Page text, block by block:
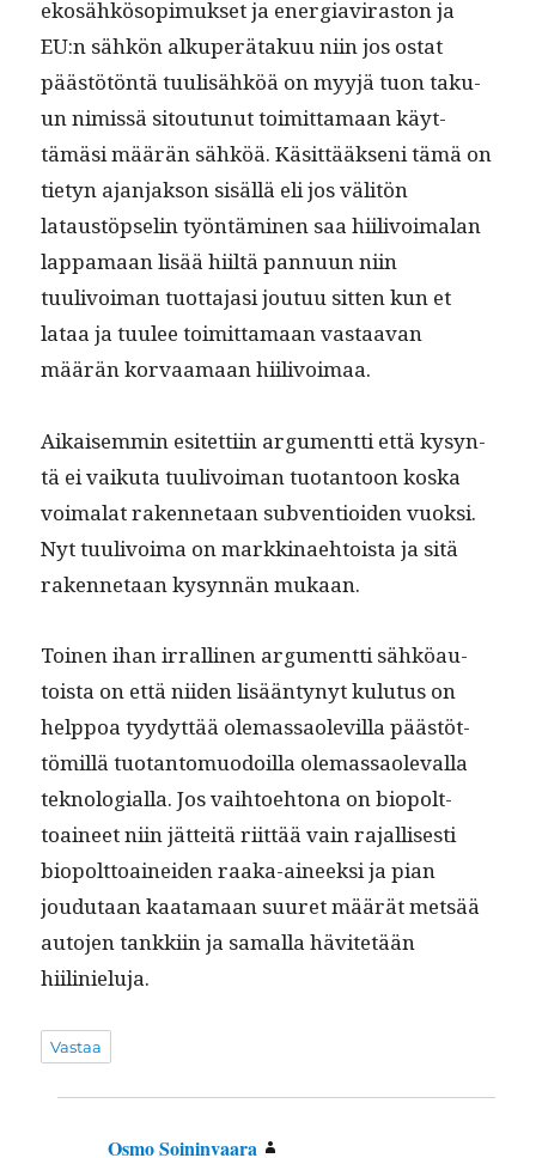
ekosähkö­sopimuk­set ja ener­giavi­ras­ton ja
EU:n sähkön alku­perä­takuu niin jos ostat
päästötön­tä tuulisähköä on myyjä tuon taku­
un nimis­sä sitoutunut toimit­ta­maan käyt­
tämäsi määrän sähköä. Käsit­tääk­seni tämä on
tietyn ajan­jak­son sisäl­lä eli jos väl­itön
lataustöpselin työn­tämi­nen saa hiilivoimalan
lap­pa­maan lisää hiiltä pan­nu­un niin
tuulivoiman tuot­ta­jasi joutuu sit­ten kun et
lataa ja tuulee toimit­ta­maan vas­taa­van
määrän kor­vaa­maan hiilivoimaa.
Aikaisem­min esitet­ti­in argu­ment­ti että kysyn­
tä ei vaiku­ta tuulivoiman tuotan­toon kos­ka
voimalat raken­netaan sub­ven­tioiden vuok­si.
Nyt tuulivoima on markki­nae­htoista ja sitä
raken­netaan kysyn­nän mukaan.
Toinen ihan irralli­nen argu­ment­ti sähköau­
toista on että niiden lisään­tynyt kulu­tus on
help­poa tyy­dyt­tää ole­mas­saolevil­la päästöt­
tömil­lä tuotan­to­muodoil­la ole­mas­saol­e­val­la
teknolo­gial­la. Jos vai­h­toe­htona on biopolt­
toaineet niin jät­teitä riit­tää vain rajal­lis­es­ti
biopolt­toainei­den raa­ka-aineek­si ja pian
joudu­taan kaata­maan suuret määrät met­sää
auto­jen tankki­in ja samal­la hävitetään
hiilinieluja.
Vastaa
Osmo Soininvaara